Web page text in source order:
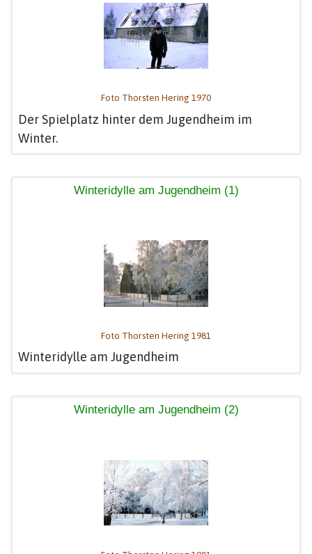
Foto Thorsten Hering 1970
Der Spielplatz hinter dem Jugendheim im
Winter.
Winteridylle am Jugendheim (1)
Foto Thorsten Hering 1981
Winteridylle am Jugendheim
Winteridylle am Jugendheim (2)